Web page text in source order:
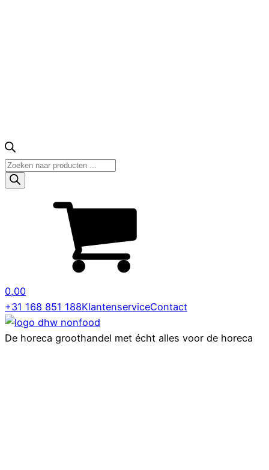
Producten
zoeken
0,00
+31 168 851 188KlantenserviceContact
De horeca groothandel met écht alles voor de horeca